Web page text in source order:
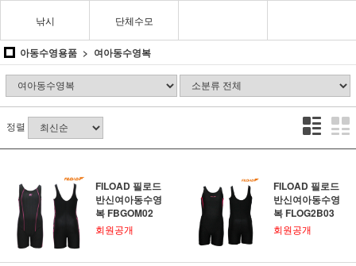
낚시 단체수모
아동수영용품 여아동수영복
정렬
FILOAD 필로드
반신여아동수영
복 FBGOM02
회원공개
FILOAD 필로드
반신여아동수영
복 FLOG2B03
회원공개